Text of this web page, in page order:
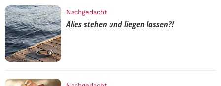
Nachgedacht
Alles stehen und liegen lassen?!